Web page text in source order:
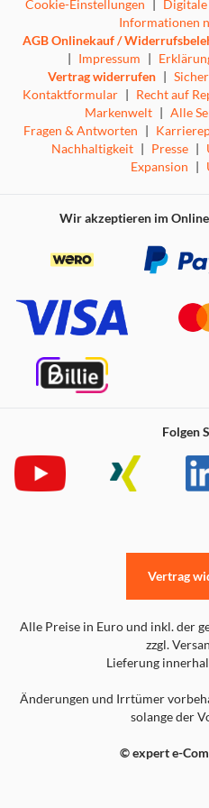
Gerät mit der Stimme
können Sie zwischen
beginnen Sie mit der
Full HD bietet bis zu 1080p,
sorgt für verbesserte
Cookie-Einstellungen |
Informationen
AGB Onlinekauf /
| Impressum |
Vertrag widerrufen |
Kontaktformular | Recht auf
Markenwelt | Alle
Fragen & Antworten |
Nachhaltigkeit | Presse |
Expansion |
Wir akzeptieren im
Folgen
Alle Preise in Euro und inkl. der
zzgl.
Lieferung
Änderungen und Irrtümer
solange der
© expert e-
Vertrag